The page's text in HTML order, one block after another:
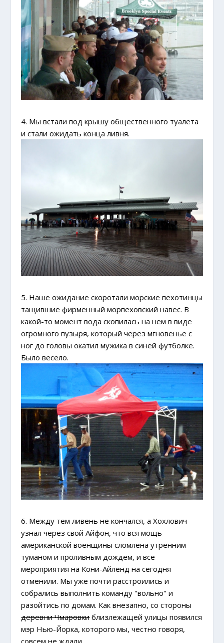
4. Мы встали под крышу общественного туалета
и стали ожидать конца ливня.
5. Наше ожидание скоротали морские пехотинцы
тащившие фирменный морпеховский навес. В
какой-то момент вода скопилась на нем в виде
огромного пузыря, который через мгновенье с
ног до головы окатил мужика в синей футболке.
Было весело.
6. Между тем ливень не кончался, а Хохлович
узнал через свой Айфон, что вся мощь
американской военщины сломлена утренним
туманом и проливным дождем, и все
мероприятия на Кони-Айленд на сегодня
отменили. Мы уже почти расстроились и
собрались выполнить команду "вольно" и
разойтись по домам. Как внезапно, со стороны
деревни Чмаровкиблизлежащей улицы появился
мэр Нью-Йорка, которого мы, честно говоря,
совсем не ждали.